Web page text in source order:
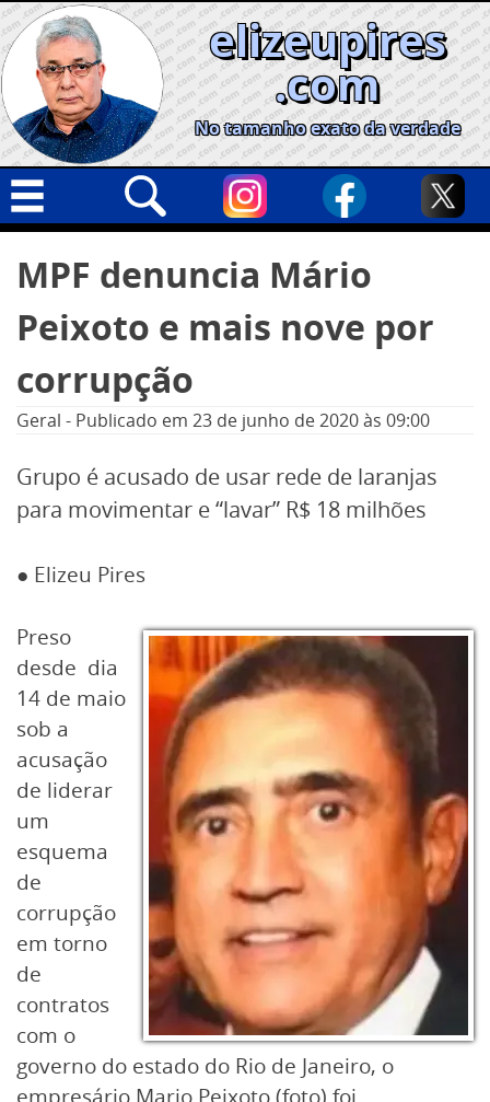
Skip
to
content
elizeupires
.com
No tamanho exato da verdade
Geral
Cidades
Informe especial
por:
MPF denuncia Mário
Peixoto e mais nove por
corrupção
Geral - Publicado em 23 de junho de 2020às 09:00
Grupo é acusado de usar rede de laranjas
para movimentar e “lavar” R$ 18 milhões
● Elizeu Pires
Preso
desde dia
14 de maio
sob a
acusação
de liderar
um
esquema
de
corrupção
em torno
de
contratos
com o
governo do estado do Rio de Janeiro, o
empresário Mario Peixoto (foto) foi